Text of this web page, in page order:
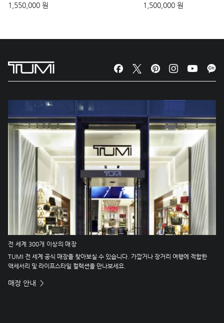
1,550,000 원 1,500,000 원
전 세계 300개 이상의 매장
TUMI 전 세계 공식 매장을 찾아보실 수 있습니다. 가깝거나 장거리 여행에 적합한
액세서리 및 라이프스타일 컬렉션을 만나보세요.
매장 안내